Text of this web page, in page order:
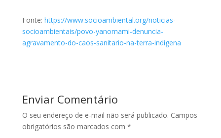
Fonte: https://www.socioambiental.org/noticias-
socioambientais/povo-yanomami-denuncia-
agravamento-do-caos-sanitario-na-terra-indigena
Enviar Comentário
O seu endereço de e-mail não será publicado. Campos
obrigatórios são marcados com *